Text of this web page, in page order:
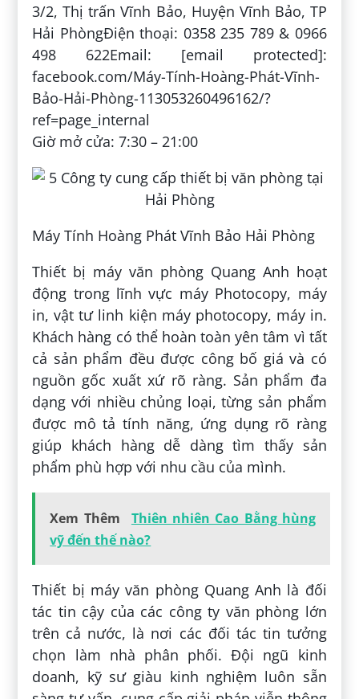
3/2, Thị trấn Vĩnh Bảo, Huyện Vĩnh Bảo, TP
Hải PhòngĐiện thoại: 0358 235 789 & 0966
498 622Email: [email protected]:
facebook.com/Máy-Tính-Hoàng-Phát-Vĩnh-
Bảo-Hải-Phòng-113053260496162/?
ref=page_internal
Giờ mở cửa: 7:30 – 21:00
Máy Tính Hoàng Phát Vĩnh Bảo Hải Phòng
Thiết bị máy văn phòng Quang Anh hoạt
động trong lĩnh vực máy Photocopy, máy
in, vật tư linh kiện máy photocopy, máy in.
Khách hàng có thể hoàn toàn yên tâm vì tất
cả sản phẩm đều được công bố giá và có
nguồn gốc xuất xứ rõ ràng. Sản phẩm đa
dạng với nhiều chủng loại, từng sản phẩm
được mô tả tính năng, ứng dụng rõ ràng
giúp khách hàng dễ dàng tìm thấy sản
phẩm phù hợp với nhu cầu của mình.
Xem Thêm
Thiên nhiên Cao Bằng hùng
vỹ đến thế nào?
Thiết bị máy văn phòng Quang Anh là đối
tác tin cậy của các công ty văn phòng lớn
trên cả nước, là nơi các đối tác tin tưởng
chọn làm nhà phân phối. Đội ngũ kinh
doanh, kỹ sư giàu kinh nghiệm luôn sẵn